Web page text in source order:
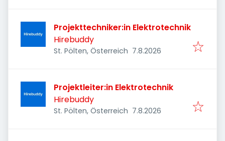
Projekttechniker:in Elektrotechnik
Hirebuddy
St. Pölten, Österreich Veröffentlicht
7.8.2026
Projektleiter:in Elektrotechnik
Hirebuddy
St. Pölten, Österreich Veröffentlicht
7.8.2026